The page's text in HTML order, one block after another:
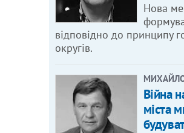
Нова
відповідно до принципу
округів.
Війна
міста